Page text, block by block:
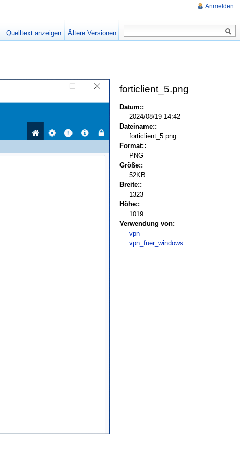
forticlient_5.png
Datum::
2024/08/19 14:42
Dateiname::
forticlient_5.png
Format::
PNG
Größe::
52KB
Breite::
1323
Höhe::
1019
Verwendung von:
vpn
vpn_fuer_windows
Anmelden
Quelltext anzeigen Ältere Versionen